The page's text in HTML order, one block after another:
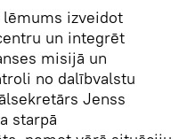
izveidot
un integrēt
misijā un
no dalībvalstu
Jenss
starpā